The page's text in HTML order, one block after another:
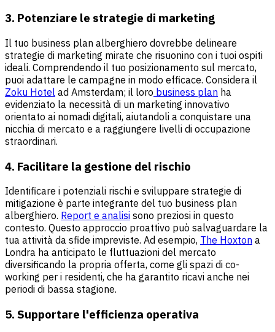
3. Potenziare le strategie di marketing
Il tuo business plan alberghiero dovrebbe delineare
strategie di marketing mirate che risuonino con i tuoi ospiti
ideali. Comprendendo il tuo posizionamento sul mercato,
puoi adattare le campagne in modo efficace. Considera il
Zoku Hotel ad Amsterdam; il loro business plan ha
evidenziato la necessità di un marketing innovativo
orientato ai nomadi digitali, aiutandoli a conquistare una
nicchia di mercato e a raggiungere livelli di occupazione
straordinari.
4. Facilitare la gestione del rischio
Identificare i potenziali rischi e sviluppare strategie di
mitigazione è parte integrante del tuo business plan
alberghiero. Report e analisi sono preziosi in questo
contesto. Questo approccio proattivo può salvaguardare la
tua attività da sfide impreviste. Ad esempio, The Hoxton a
Londra ha anticipato le fluttuazioni del mercato
diversificando la propria offerta, come gli spazi di co-
working per i residenti, che ha garantito ricavi anche nei
periodi di bassa stagione.
5. Supportare l'efficienza operativa